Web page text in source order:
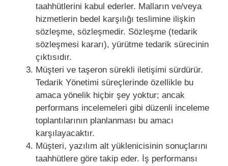
taahhütlerini kabul ederler. Malların ve/veya
hizmetlerin bedel karşılığı teslimine ilişkin
sözleşme, sözleşmedir. Sözleşme (tedarik
sözleşmesi kararı), yürütme tedarik sürecinin
çıktısıdır.
Müşteri ve taşeron sürekli iletişimi sürdürür.
Tedarik Yönetimi süreçlerinde özellikle bu
amaca yönelik hiçbir şey yoktur; ancak
performans incelemeleri gibi düzenli inceleme
toplantılarının planlanması bu amacı
karşılayacaktır.
Müşteri, yazılım alt yüklenicisinin sonuçlarını
taahhütlere göre takip eder. İş performansı